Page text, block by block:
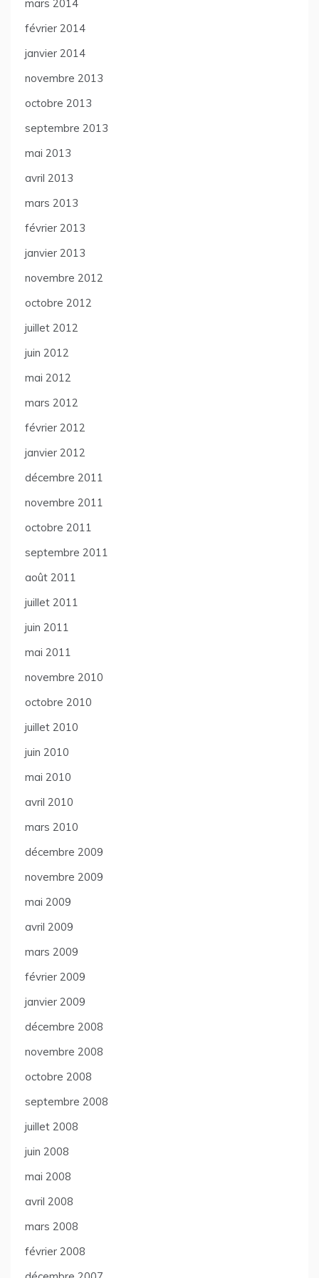
mars 2014
février 2014
janvier 2014
novembre 2013
octobre 2013
septembre 2013
mai 2013
avril 2013
mars 2013
février 2013
janvier 2013
novembre 2012
octobre 2012
juillet 2012
juin 2012
mai 2012
mars 2012
février 2012
janvier 2012
décembre 2011
novembre 2011
octobre 2011
septembre 2011
août 2011
juillet 2011
juin 2011
mai 2011
novembre 2010
octobre 2010
juillet 2010
juin 2010
mai 2010
avril 2010
mars 2010
décembre 2009
novembre 2009
mai 2009
avril 2009
mars 2009
février 2009
janvier 2009
décembre 2008
novembre 2008
octobre 2008
septembre 2008
juillet 2008
juin 2008
mai 2008
avril 2008
mars 2008
février 2008